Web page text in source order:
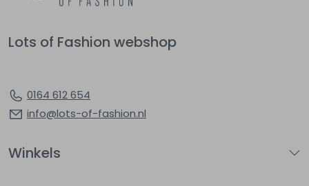
Lots of Fashion webshop
0164 612 654
info@lots-of-fashion.nl
Winkels